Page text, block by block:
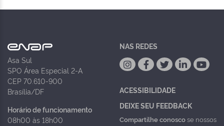
Asa Sul
SPO Área Especial 2-A
CEP 70.610-900
Brasília/DF
Horário de funcionamento
08h00 às 18h00
NAS REDES
ACESSIBILIDADE
DEIXE SEU FEEDBACK
Compartilhe conoscose nossos